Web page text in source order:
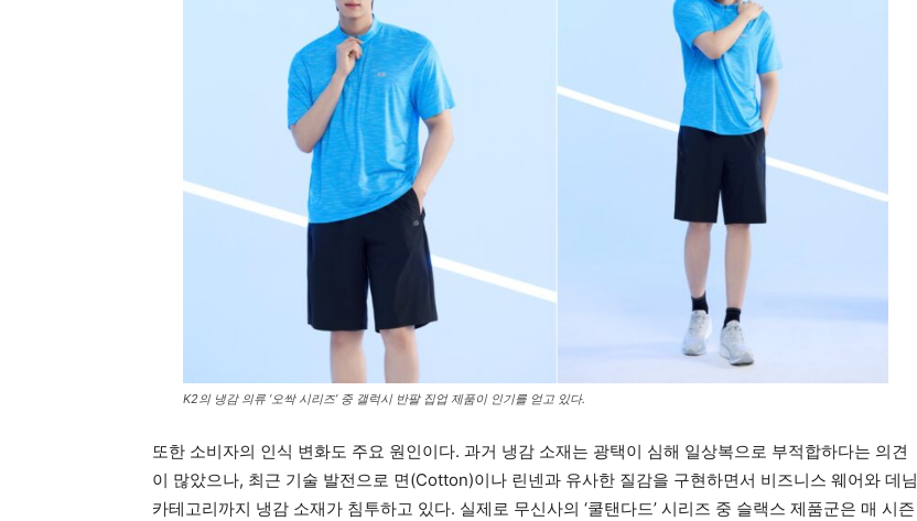
K2의 냉감 의류 ‘오싹 시리즈’ 중 갤럭시 반팔 집업 제품이 인기를 얻고 있다.
또한 소비자의 인식 변화도 주요 원인이다. 과거 냉감 소재는 광택이 심해 일상복으로 부적합하다는 의견
이 많았으나, 최근 기술 발전으로 면(Cotton)이나 린넨과 유사한 질감을 구현하면서 비즈니스 웨어와 데님
카테고리까지 냉감 소재가 침투하고 있다. 실제로 무신사의 ‘쿨탠다드’ 시리즈 중 슬랙스 제품군은 매 시즌